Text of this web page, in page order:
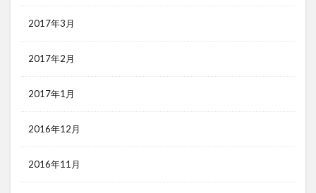
2017年3月
2017年2月
2017年1月
2016年12月
2016年11月